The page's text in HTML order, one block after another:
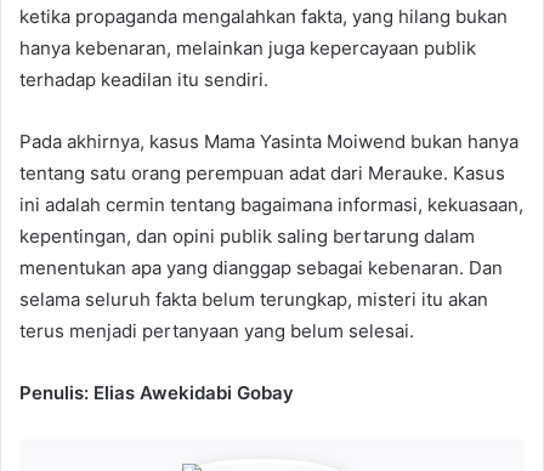
ketika propaganda mengalahkan fakta, yang hilang bukan
hanya kebenaran, melainkan juga kepercayaan publik
terhadap keadilan itu sendiri.
Pada akhirnya, kasus Mama Yasinta Moiwend bukan hanya
tentang satu orang perempuan adat dari Merauke. Kasus
ini adalah cermin tentang bagaimana informasi, kekuasaan,
kepentingan, dan opini publik saling bertarung dalam
menentukan apa yang dianggap sebagai kebenaran. Dan
selama seluruh fakta belum terungkap, misteri itu akan
terus menjadi pertanyaan yang belum selesai.
Penulis: Elias Awekidabi Gobay